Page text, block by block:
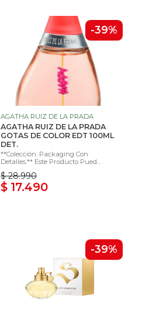
-39%
AGATHA RUIZ DE LA PRADA
AGATHA RUIZ DE LA PRADA
GOTAS DE COLOR EDT 100ML
DET.
**Colección: Packaging Con
Detalles.** Este Producto Pued...
$ 28.990
$ 17.490
-39%